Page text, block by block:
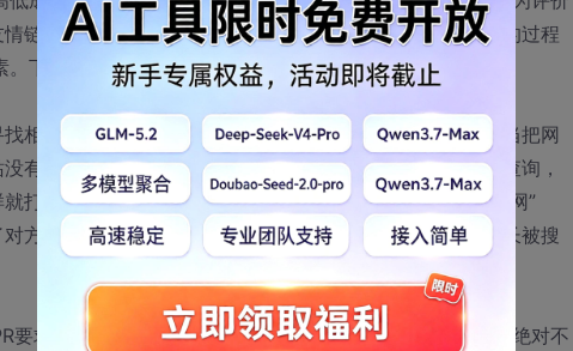
链接，经过自己的努力也换到了十几个链接，在交换链接的过程
下面我把自己的经验进行总结分享一下。
关行业还是比较容易的，但是因为我们网站的特殊性，当把网
有相关性，此时我会根据对方的关键词在我们网站上进行查询，
打消了对方对于相关性的忧虑。例如：在寻找“大家帮专修网”
方，这样就建立了我们两个网站之间的相关性，消除了站长被搜
求就行了降低，但是其他方面对网站质量的考察是我们是绝对不